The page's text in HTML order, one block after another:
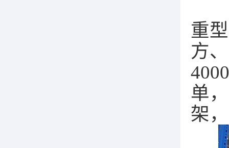
重
方
单
架